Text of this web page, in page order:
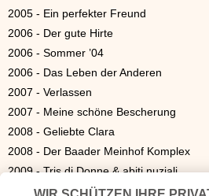
2005 - Ein perfekter Freund
2006 - Der gute Hirte
2006 - Sommer ’04
2006 - Das Leben der Anderen
2007 - Verlassen
2007 - Meine schöne Bescherung
2008 - Geliebte Clara
2008 - Der Baader Meinhof Komplex
2009 - Tris di Donne & abiti nuziali
2009 - Sisi (Fernsehfilm)